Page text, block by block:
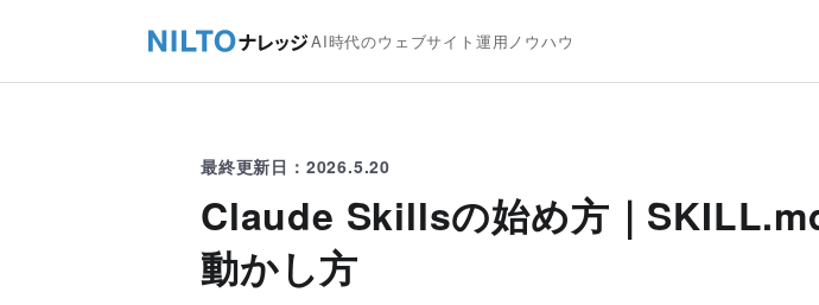
AI時代のウェブサイト運用ノウハウ
最終更新日：2026.5.20
Claude Skillsの始め方｜
動かし方